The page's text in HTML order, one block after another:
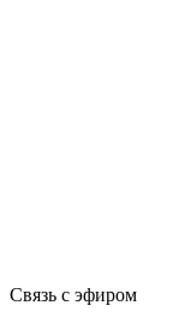
Связь с эфиром